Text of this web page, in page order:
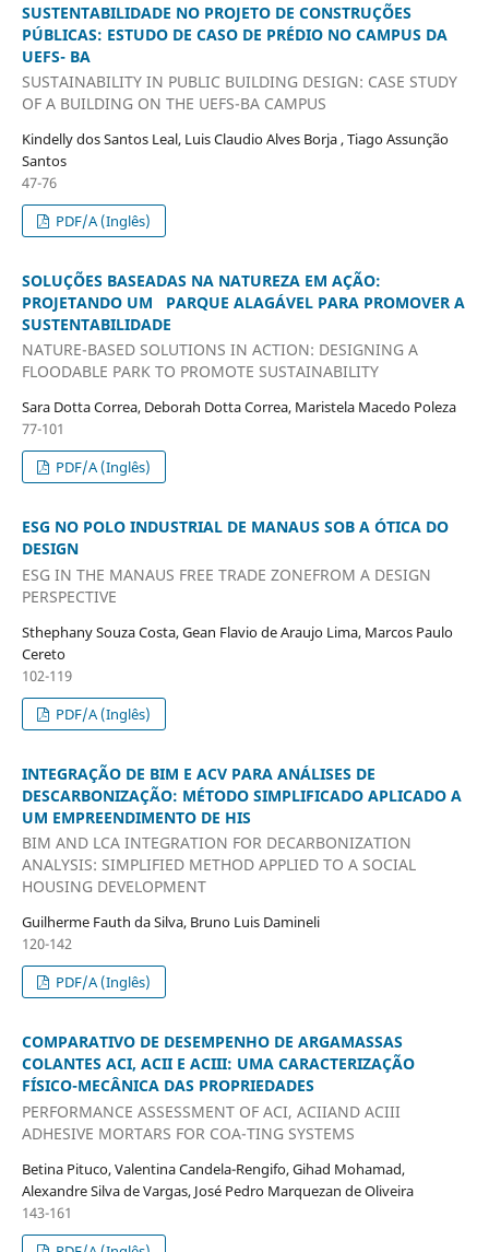
SUSTENTABILIDADE NO PROJETO DE CONSTRUÇÕES
PÚBLICAS: ESTUDO DE CASO DE PRÉDIO NO CAMPUS DA
UEFS- BA
SUSTAINABILITY IN PUBLIC BUILDING DESIGN: CASE STUDY
OF A BUILDING ON THE UEFS-BA CAMPUS
Kindelly dos Santos Leal, Luis Claudio Alves Borja , Tiago Assunção
Santos
47-76
PDF/A (Inglês)
SOLUÇÕES BASEADAS NA NATUREZA EM AÇÃO:
PROJETANDO UM PARQUE ALAGÁVEL PARA PROMOVER A
SUSTENTABILIDADE
NATURE-BASED SOLUTIONS IN ACTION: DESIGNING A
FLOODABLE PARK TO PROMOTE SUSTAINABILITY
Sara Dotta Correa, Deborah Dotta Correa, Maristela Macedo Poleza
77-101
PDF/A (Inglês)
ESG NO POLO INDUSTRIAL DE MANAUS SOB A ÓTICA DO
DESIGN
ESG IN THE MANAUS FREE TRADE ZONEFROM A DESIGN
PERSPECTIVE
Sthephany Souza Costa, Gean Flavio de Araujo Lima, Marcos Paulo
Cereto
102-119
PDF/A (Inglês)
INTEGRAÇÃO DE BIM E ACV PARA ANÁLISES DE
DESCARBONIZAÇÃO: MÉTODO SIMPLIFICADO APLICADO A
UM EMPREENDIMENTO DE HIS
BIM AND LCA INTEGRATION FOR DECARBONIZATION
ANALYSIS: SIMPLIFIED METHOD APPLIED TO A SOCIAL
HOUSING DEVELOPMENT
Guilherme Fauth da Silva, Bruno Luis Damineli
120-142
PDF/A (Inglês)
COMPARATIVO DE DESEMPENHO DE ARGAMASSAS
COLANTES ACI, ACII E ACIII: UMA CARACTERIZAÇÃO
FÍSICO-MECÂNICA DAS PROPRIEDADES
PERFORMANCE ASSESSMENT OF ACI, ACIIAND ACIII
ADHESIVE MORTARS FOR COA-TING SYSTEMS
Betina Pituco, Valentina Candela-Rengifo, Gihad Mohamad,
Alexandre Silva de Vargas, José Pedro Marquezan de Oliveira
143-161